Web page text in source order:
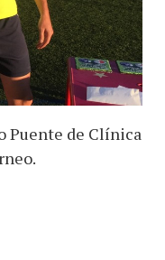
Puente de Clínica